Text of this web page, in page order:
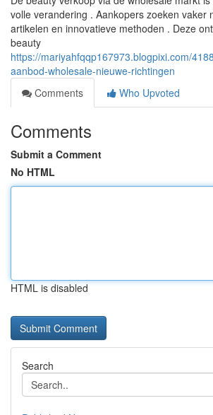
volle verandering . Aankopers zoeken vaker
artikelen en innovatieve methoden . Deze
beauty
https://mariyahfqqp167973.blogpixi.com/
aanbod-wholesale-nieuwe-richtingen
Comments
Who Upvoted
Comments
Submit a Comment
No HTML
HTML is disabled
Search